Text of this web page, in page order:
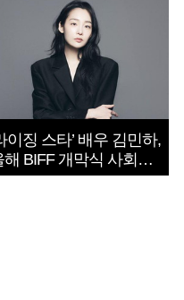
이징 스타’ 배우 김민하,
해 BIFF 개막식 사회자
정